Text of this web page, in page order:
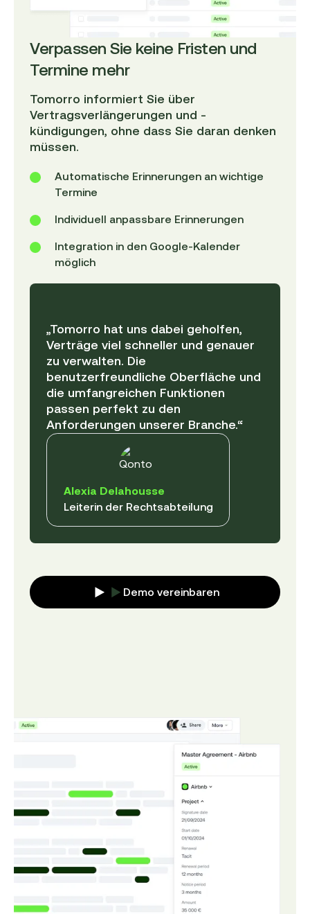
Verpassen Sie keine Fristen und
Termine mehr
Tomorro informiert Sie über
Vertragsverlängerungen und -
kündigungen, ohne dass Sie daran denken
müssen.
Automatische Erinnerungen an wichtige
Termine
Individuell anpassbare Erinnerungen
Integration in den Google-Kalender
möglich
„Tomorro hat uns dabei geholfen,
Verträge viel schneller und genauer
zu verwalten. Die
benutzerfreundliche Oberfläche und
die umfangreichen Funktionen
passen perfekt zu den
Anforderungen unserer Branche.“
Alexia Delahousse
Leiterin der Rechtsabteilung
Demo vereinbaren